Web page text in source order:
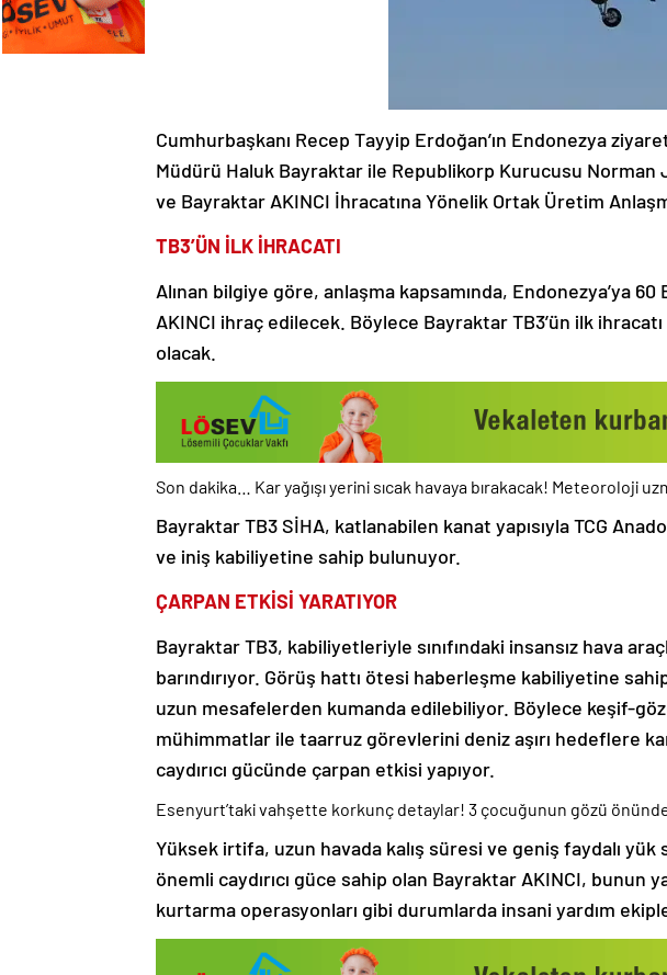
Cumhurbaşkanı Recep Tayyip Erdoğan’ın Endonezya
Müdürü Haluk Bayraktar ile Republikorp Kurucusu Norman
ve Bayraktar AKINCI İhracatına Yönelik Ortak Üretim
TB3’ÜN İLK İHRACATI
Alınan bilgiye göre, anlaşma kapsamında, Endonezya’ya
AKINCI ihraç edilecek. Böylece Bayraktar TB3’ün ilk
olacak.
Son dakika… Kar yağışı yerini sıcak havaya bırakacak! Meteoroloji
Bayraktar TB3 SİHA, katlanabilen kanat yapısıyla TCG
ve iniş kabiliyetine sahip bulunuyor.
ÇARPAN ETKİSİ YARATIYOR
Bayraktar TB3, kabiliyetleriyle sınıfındaki insansız hava
barındırıyor. Görüş hattı ötesi haberleşme kabiliyetine
uzun mesafelerden kumanda edilebiliyor. Böylece keşif-
mühimmatlar ile taarruz görevlerini deniz aşırı hedeflere
caydırıcı gücünde çarpan etkisi yapıyor.
Esenyurt’taki vahşette korkunç detaylar! 3 çocuğunun gözü
Yüksek irtifa, uzun havada kalış süresi ve geniş faydalı
önemli caydırıcı güce sahip olan Bayraktar AKINCI, bunun
kurtarma operasyonları gibi durumlarda insani yardım